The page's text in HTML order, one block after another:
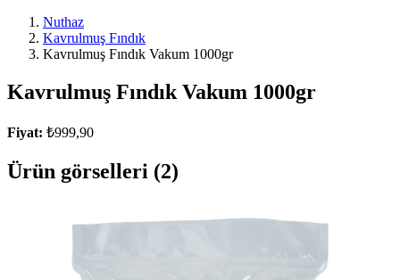
Nuthaz
Kavrulmuş Fındık
Kavrulmuş Fındık Vakum 1000gr
Kavrulmuş Fındık Vakum 1000gr
Fiyat: ₺999,90
Ürün görselleri (2)